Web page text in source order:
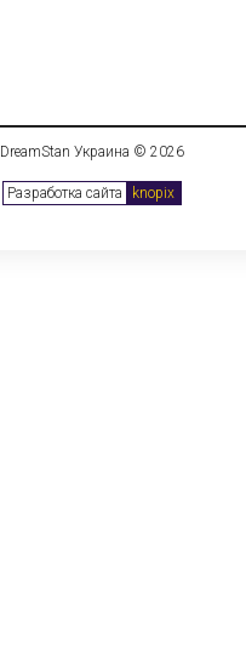
DreamStan Украина © 2026
Разработка сайта knopix